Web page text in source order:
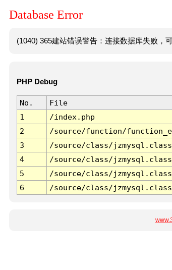
Database Error
(1040) 365建站错误警告：连接数据库失败，
PHP Debug
No. File
1
/index.php
2
/source/function/
3
/source/class/
4
/source/class/
5
/source/class/
6
/source/class/